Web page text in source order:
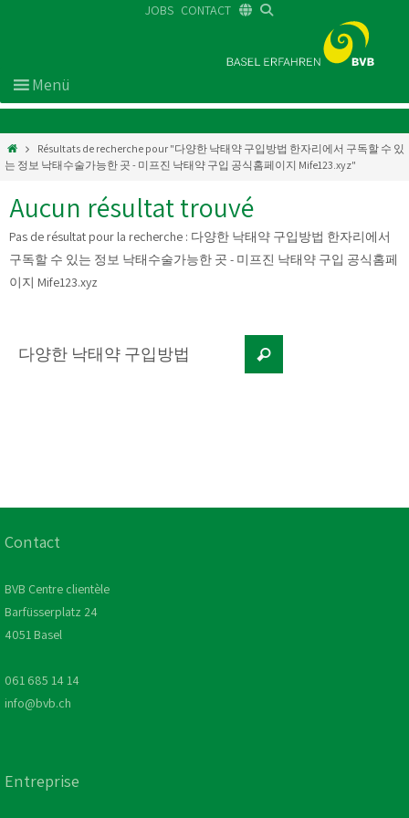
JOBS CONTACT
Résultats de recherche pour "다양한 낙태약 구입방법 한자리에서 구독할 수 있
는 정보 낙태수술가능한 곳 - 미프진 낙태약 구입 공식홈페이지 Mife123.xyz"
Aucun résultat trouvé
Pas de résultat pour la recherche : 다양한 낙태약 구입방법 한자리에서
구독할 수 있는 정보 낙태수술가능한 곳 - 미프진 낙태약 구입 공식홈페
이지 Mife123.xyz
Contact
BVB Centre clientèle
Barfüsserplatz 24
4051 Basel
061 685 14 14
info@bvb.ch
Entreprise